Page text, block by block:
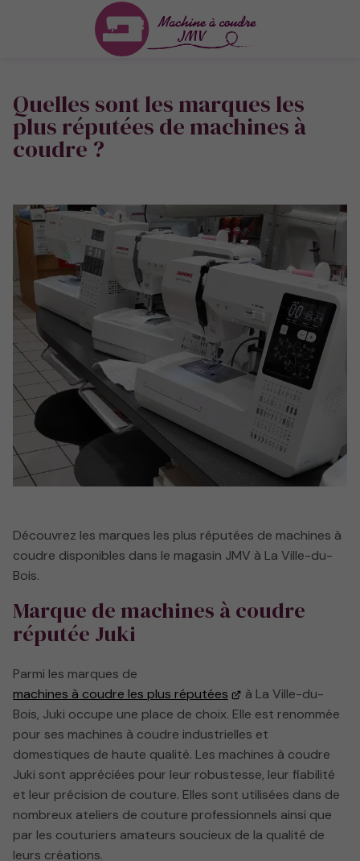
Quelles sont les marques les
plus réputées de machines à
coudre ?
Découvrez les marques les plus réputées de machines à
coudre disponibles dans le magasin JMV à La Ville-du-
Bois.
Marque de machines à coudre
réputée Juki
Parmi les marques de
machines à coudre les plus réputées
à La Ville-du-
Bois, Juki occupe une place de choix. Elle est renommée
pour ses machines à coudre industrielles et
domestiques de haute qualité. Les machines à coudre
Juki sont appréciées pour leur robustesse, leur fiabilité
et leur précision de couture. Elles sont utilisées dans de
nombreux ateliers de couture professionnels ainsi que
par les couturiers amateurs soucieux de la qualité de
leurs créations.